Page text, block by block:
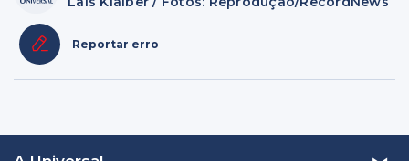
Reportar erro